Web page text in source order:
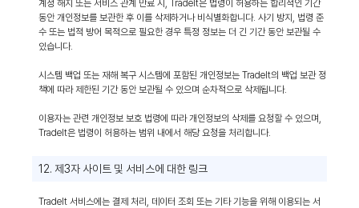
계정 해지 또는 서비스 관계 만료 시, TradeIt은 법령이 허용하는 합리적인 기간
동안 개인정보를 보관한 후 이를 삭제하거나 비식별화합니다. 사기 방지, 법령 준
수 또는 법적 방어 목적으로 필요한 경우 특정 정보는 더 긴 기간 동안 보관될 수
있습니다.
시스템 백업 또는 재해 복구 시스템에 포함된 개인정보는 TradeIt의 백업 보관 정
책에 따라 제한된 기간 동안 보관될 수 있으며 순차적으로 삭제됩니다.
이용자는 관련 개인정보 보호 법령에 따라 개인정보의 삭제를 요청할 수 있으며,
TradeIt은 법령이 허용하는 범위 내에서 해당 요청을 처리합니다.
12. 제3자 사이트 및 서비스에 대한 링크
TradeIt 서비스에는 결제 처리, 데이터 조회 또는 기타 기능을 위해 이용되는 서